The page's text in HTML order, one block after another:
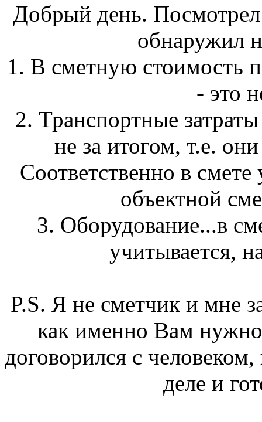
Добрый день.
обнаружил
1. В сметную стоимость
- это
2. Транспортные
не за итогом, т.е.
Соответственно в
объектной
3. Оборудование...в
учитывается,
P.S. Я не сметчик и мне
как именно Вам нужно
договорился с
деле и